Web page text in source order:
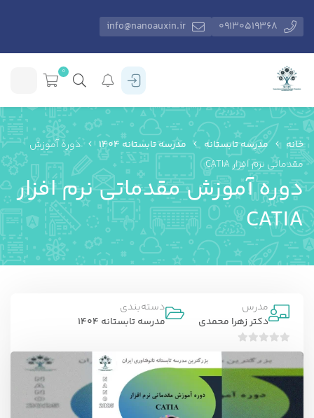
0
خانه مدرسه تابستانه مدرسه تابستانه 1404
دوره آموزش
مقدماتی نرم افزار CATIA
دوره آموزش مقدماتی نرم افزار
CATIA
مدرس
دکتر زهرا محمدی
دسته‌بندی
مدرسه تابستانه 1404
ب
د
ن